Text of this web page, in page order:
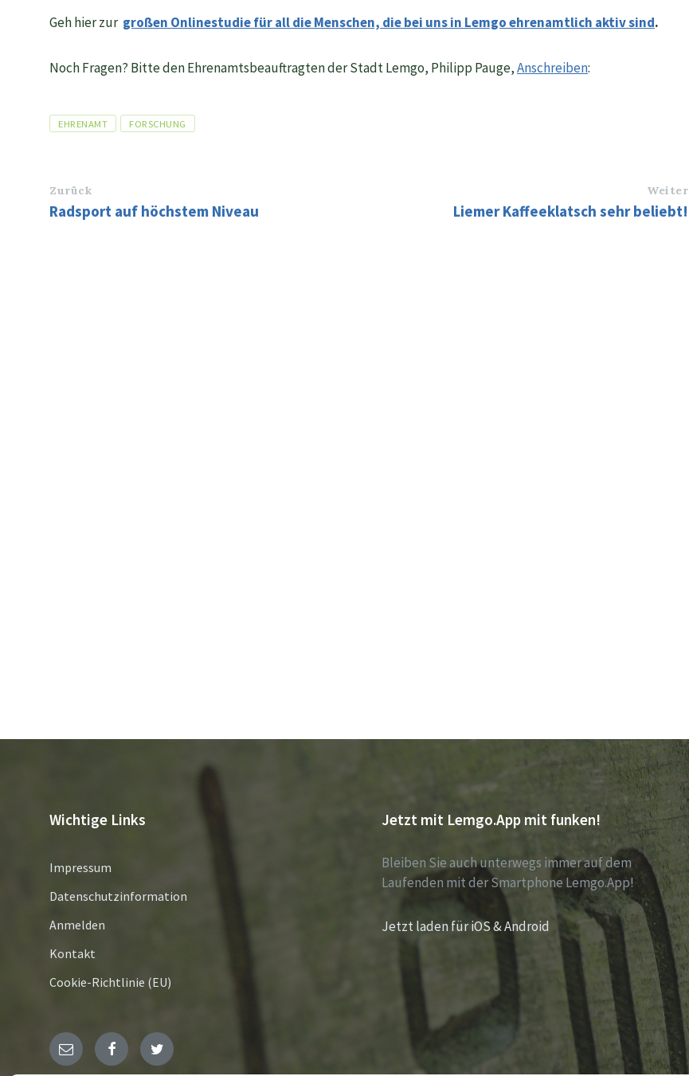
Geh hier zur großen Onlinestudie für all die Menschen, die bei uns in Lemgo ehrenamtlich aktiv sind.
Noch Fragen? Bitte den Ehrenamtsbeauftragten der Stadt Lemgo, Philipp Pauge,Anschreiben:
Tags
EHRENAMT FORSCHUNG
Zurück
Radsport auf höchstem Niveau
Weiter
Liemer Kaffeeklatsch sehr beliebt!
Wichtige Links
Impressum
Datenschutzinformation
Anmelden
Kontakt
Cookie-Richtlinie (EU)
Jetzt mit Lemgo.App mit funken!
Bleiben Sie auch unterwegs immer auf dem
Laufenden mit der Smartphone Lemgo.App!
Jetzt laden für iOS & Android
E- FacebookTwitter